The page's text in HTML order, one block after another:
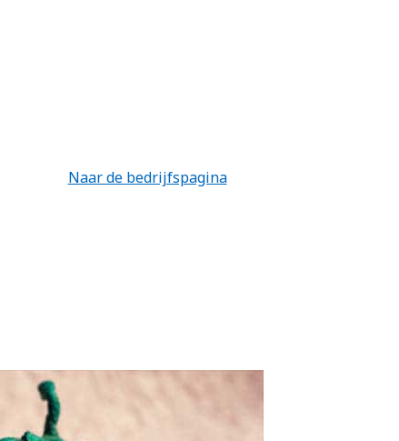
Naar de bedrijfspagina